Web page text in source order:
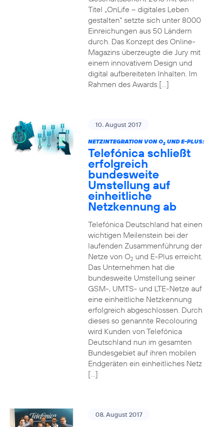
Titel „OnLife – digitales Leben
gestalten“ setzte sich unter 8000
Einreichungen aus 50 Ländern
durch. Das Konzept des Online-
Magazins überzeugte die Jury mit
einem innovativem Design und
digital aufbereiteten Inhalten. Im
Rahmen des Awards […]
10. August 2017
NETZINTEGRATION VON O2UND E-PLUS:
Telefónica schließt
erfolgreich
bundesweite
Umstellung auf
einheitliche
Netzkennung ab
Telefónica Deutschland hat einen
wichtigen Meilenstein bei der
laufenden Zusammenführung der
Netze von O2und E-Plus erreicht.
Das Unternehmen hat die
bundesweite Umstellung seiner
GSM-, UMTS- und LTE-Netze auf
eine einheitliche Netzkennung
erfolgreich abgeschlossen. Durch
dieses so genannte Recolouring
wird Kunden von Telefónica
Deutschland nun im gesamten
Bundesgebiet auf ihren mobilen
Endgeräten ein einheitliches Netz
[…]
08. August 2017